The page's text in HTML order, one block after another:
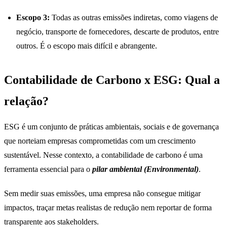
Escopo 3: Todas as outras emissões indiretas, como viagens de
negócio, transporte de fornecedores, descarte de produtos, entre
outros. É o escopo mais difícil e abrangente.
Contabilidade de Carbono x ESG: Qual a
relação?
ESG é um conjunto de práticas ambientais, sociais e de governança
que norteiam empresas comprometidas com um crescimento
sustentável. Nesse contexto, a contabilidade de carbono é uma
ferramenta essencial para o pilar ambiental (Environmental).
Sem medir suas emissões, uma empresa não consegue mitigar
impactos, traçar metas realistas de redução nem reportar de forma
transparente aos stakeholders.